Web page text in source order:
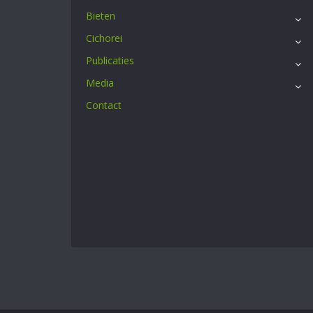
Bieten
Cichorei
Publicaties
Media
Contact